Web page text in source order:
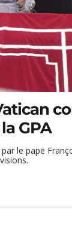
GPA
le pape